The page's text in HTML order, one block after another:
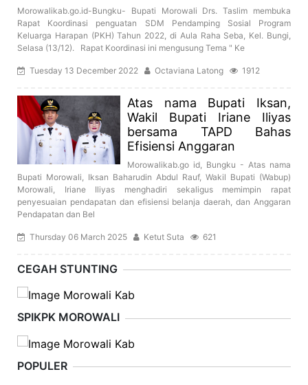
Morowalikab.go.id-Bungku- Bupati Morowali Drs. Taslim membuka
Rapat Koordinasi penguatan SDM Pendamping Sosial Program
Keluarga Harapan (PKH) Tahun 2022, di Aula Raha Seba, Kel. Bungi,
Selasa (13/12). Rapat Koordinasi ini mengusung Tema " Ke
Tuesday 13 December 2022 Octaviana Latong 1912
Atas nama Bupati Iksan,
Wakil Bupati Iriane Iliyas
bersama TAPD Bahas
Efisiensi Anggaran
Morowalikab.go id, Bungku - Atas nama
Bupati Morowali, Iksan Baharudin Abdul Rauf, Wakil Bupati (Wabup)
Morowali, Iriane Iliyas menghadiri sekaligus memimpin rapat
penyesuaian pendapatan dan efisiensi belanja daerah, dan Anggaran
Pendapatan dan Bel
Thursday 06 March 2025 Ketut Suta 621
CEGAH STUNTING
SPIKPK MOROWALI
POPULER